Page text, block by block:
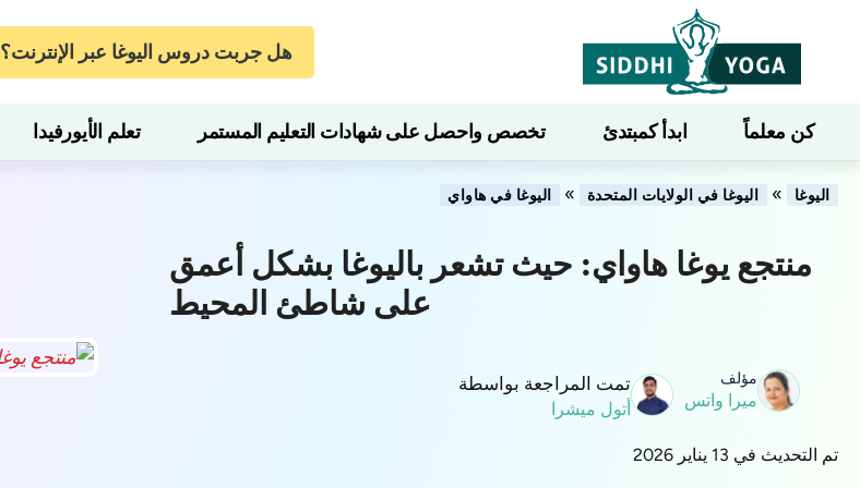
هل جربت دروس اليوغا عبر الإنترنت؟
كن معلماً ابدأ كمبتدئ تخصص واحصل على شهادات التعليم المستمر تعلم الأيورفيدا
اليوغا » اليوغا في الولايات المتحدة » اليوغا في هاواي
منتجع يوغا هاواي: حيث تشعر باليوغا بشكل أعمق
على شاطئ المحيط
مؤلف
ميرا واتس
تمت المراجعة بواسطة
أتول ميشرا
تم التحديث في 13 يناير 2026